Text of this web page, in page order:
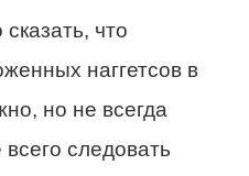
что
наггетсов в
но не всегда
следовать